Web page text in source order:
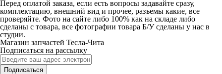
Перед оплатой заказа, если есть вопросы задавайте сразу,
комплектацию, внешний вид и прочее, разъемы какие, все
проверяйте. Фото на сайте либо 100% как на складе либо
сделаны с товара, все фотографии товара Б/У сделаны у нас в
студии.
Магазин запчастей Тесла-Чита
Подписаться на рассылку
Подписаться